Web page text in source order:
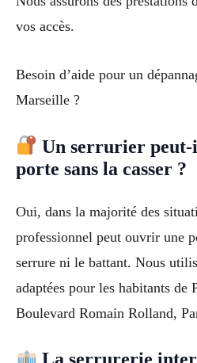
vos accès.
Besoin d’aide pour un
Marseille ?
Un serrurier
porte sans la casser ?
Oui, dans la majorité des
professionnel peut ouvrir une
serrure ni le battant. Nous
adaptées pour les habitants de
Boulevard Romain Rolland,